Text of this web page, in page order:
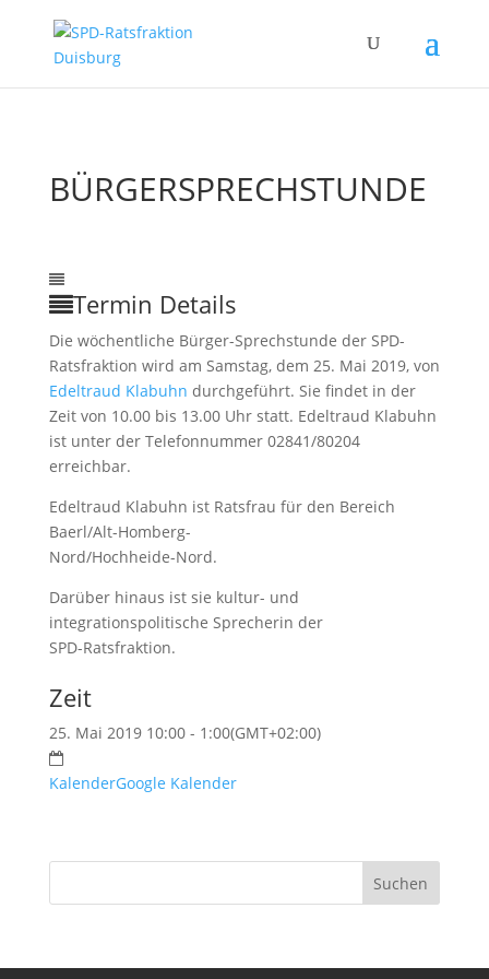
BÜRGERSPRECHSTUNDE
Termin Details
Die wöchentliche Bürger-Sprechstunde der SPD-
Ratsfraktion wird am Samstag, dem 25. Mai 2019, von
Edeltraud Klabuhn durchgeführt. Sie findet in der
Zeit von 10.00 bis 13.00 Uhr statt. Edeltraud Klabuhn
ist unter der Telefonnummer 02841/80204
erreichbar.
Edeltraud Klabuhn ist Ratsfrau für den Bereich
Baerl/Alt-Homberg-
Nord/Hochheide-Nord.
Darüber hinaus ist sie kultur- und
integrationspolitische Sprecherin der
SPD-Ratsfraktion.
Zeit
25. Mai 2019 10:00 - 1:00(GMT+02:00)
KalenderGoogle Kalender